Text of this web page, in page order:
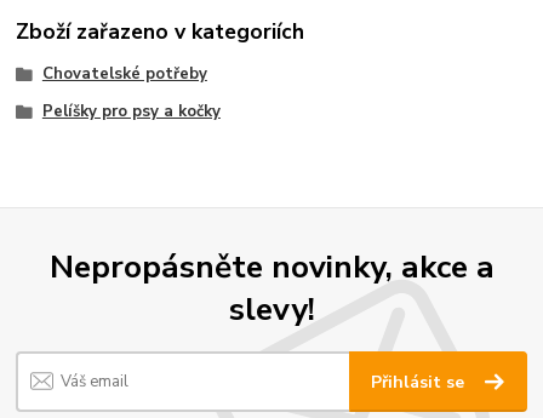
Zboží zařazeno v kategoriích
Chovatelské potřeby
Pelíšky pro psy a kočky
Nepropásněte novinky, akce a
slevy!
Přihlásit se